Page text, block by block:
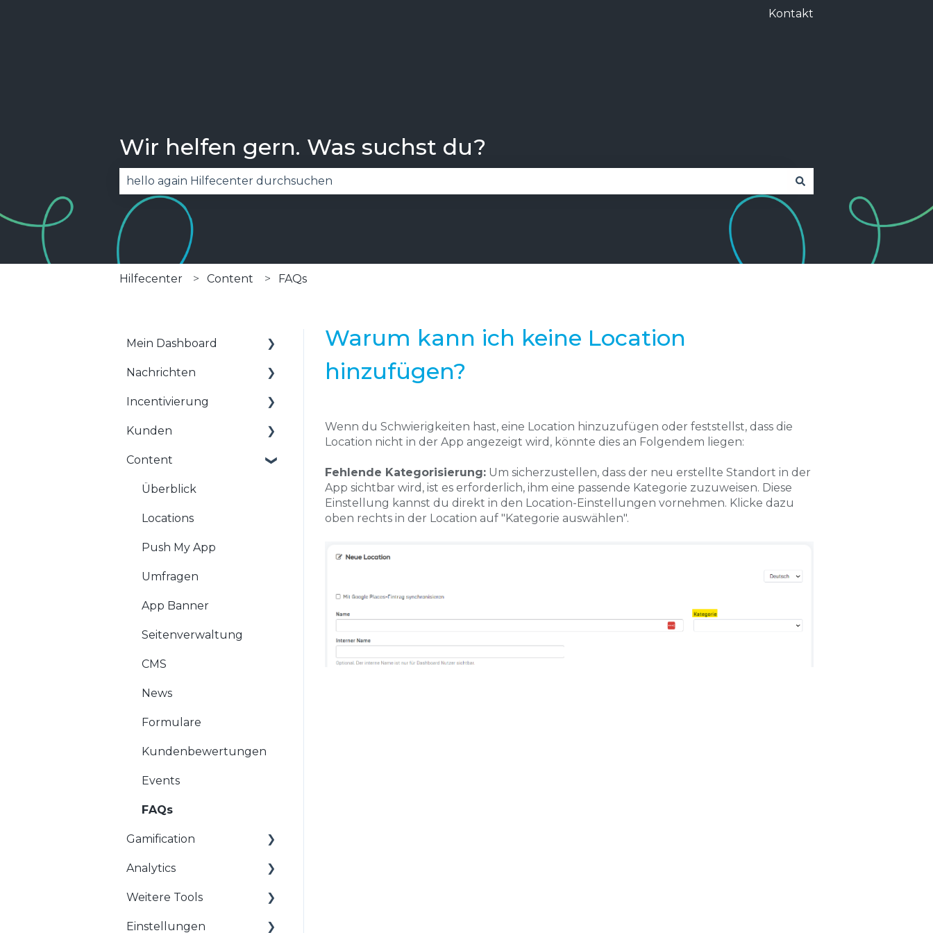
Kontakt
Wir helfen gern. Was suchst du?
Es gibt keine Vorschläge, da das Suchfeld leer ist.
Hilfecenter Content FAQs
Warum kann ich keine Location
hinzufügen?
Wenn du Schwierigkeiten hast, eine Location hinzuzufügen oder feststellst, dass die
Location nicht in der App angezeigt wird, könnte dies an Folgendem liegen:
Fehlende Kategorisierung:Um sicherzustellen, dass der neu erstellte Standort in der
App sichtbar wird, ist es erforderlich, ihm eine passende Kategorie zuzuweisen. Diese
Einstellung kannst du direkt in den Location-Einstellungen vornehmen. Klicke dazu
oben rechts in der Location auf "Kategorie auswählen".
Mein Dashboard
Allgemeine
Dashboard
Onboarding
App Editor
FAQs
Nachrichten
Überblick
Kampagnen
Kalender
Autopilot
Newsletter
Push Notification
FAQs
Incentivierung
Überblick
Prämien
Gewinnspiele
Partnervorteile
Coupons
Challenges
Treuepunkte
FAQs
Kunden
Überblick
Kunden
Segmente
Kunden importieren
Kundenlöschungen
FAQs
Content
Überblick
Locations
Push My App
Umfragen
App Banner
Seitenverwaltung
CMS
News
Formulare
Kundenbewertungen
Events
FAQs
Gamification
Kalender-Spiele
Glücksrad
Blocks
Analytics
Überblick
Frequenzstatistik
Weitere Tools
RKSV Bons
Einstellungen